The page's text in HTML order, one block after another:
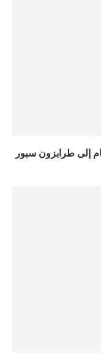
إلى طرابزون سبور